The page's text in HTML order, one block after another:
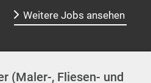
Weitere Jobs ansehen
(Maler-, Fliesen- und